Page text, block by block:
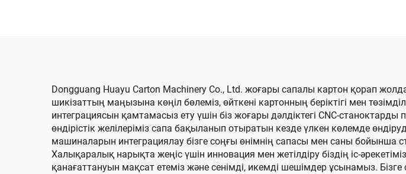
Dongguang Huayu Carton Machinery Co., Ltd. жоғары сапалы картон қорап
шикізаттың маңызына көңіл бөлеміз, өйткені картонның беріктігі мен
интеграциясын қамтамасыз ету үшін біз жоғары дәлдіктегі CNC-
өндірістік желілеріміз сапа бақыланып отыратын кезде үлкен көлемде
машиналарын интеграциялау бізге соңғы өнімнің сапасы мен саны бойынша
Халықаралық нарықта жеңіс үшін инновация мен жетілдіру біздің іс-
қанағаттануын мақсат етеміз және сенімді, икемді шешімдер ұсынамыз. Бізге